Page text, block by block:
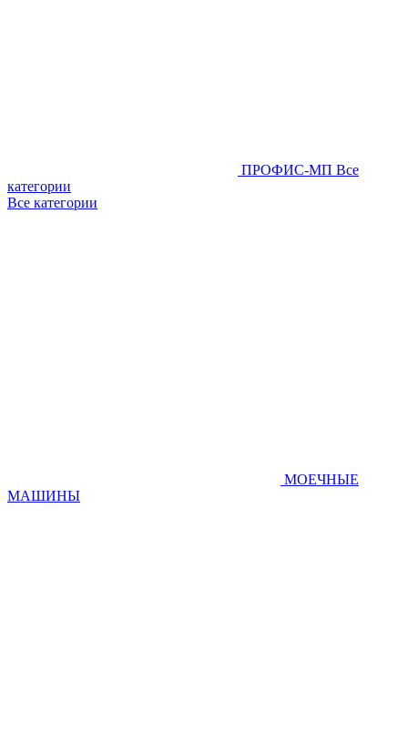
ПРОФИС-МП Все
категории
Все категории
МОЕЧНЫЕ
МАШИНЫ